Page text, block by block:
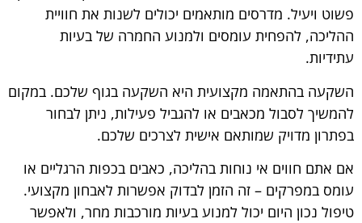
פשוט ויעיל. מדרסים מותאמים יכולים לשנות את חוויית
ההליכה, להפחית עומסים ולמנוע החמרה של בעיות
עתידיות.
השקעה בהתאמה מקצועית היא השקעה בגוף שלכם. במקום
להמשיך לסבול מכאבים או להגביל פעילות, ניתן לבחור
בפתרון מדויק שמותאם אישית לצרכים שלכם.
אם אתם חווים אי נוחות בהליכה, כאבים בכפות הרגליים או
עומס במפרקים – זה הזמן לבדוק אפשרות לאבחון מקצועי.
טיפול נכון היום יכול למנוע בעיות מורכבות מחר, ולאפשר